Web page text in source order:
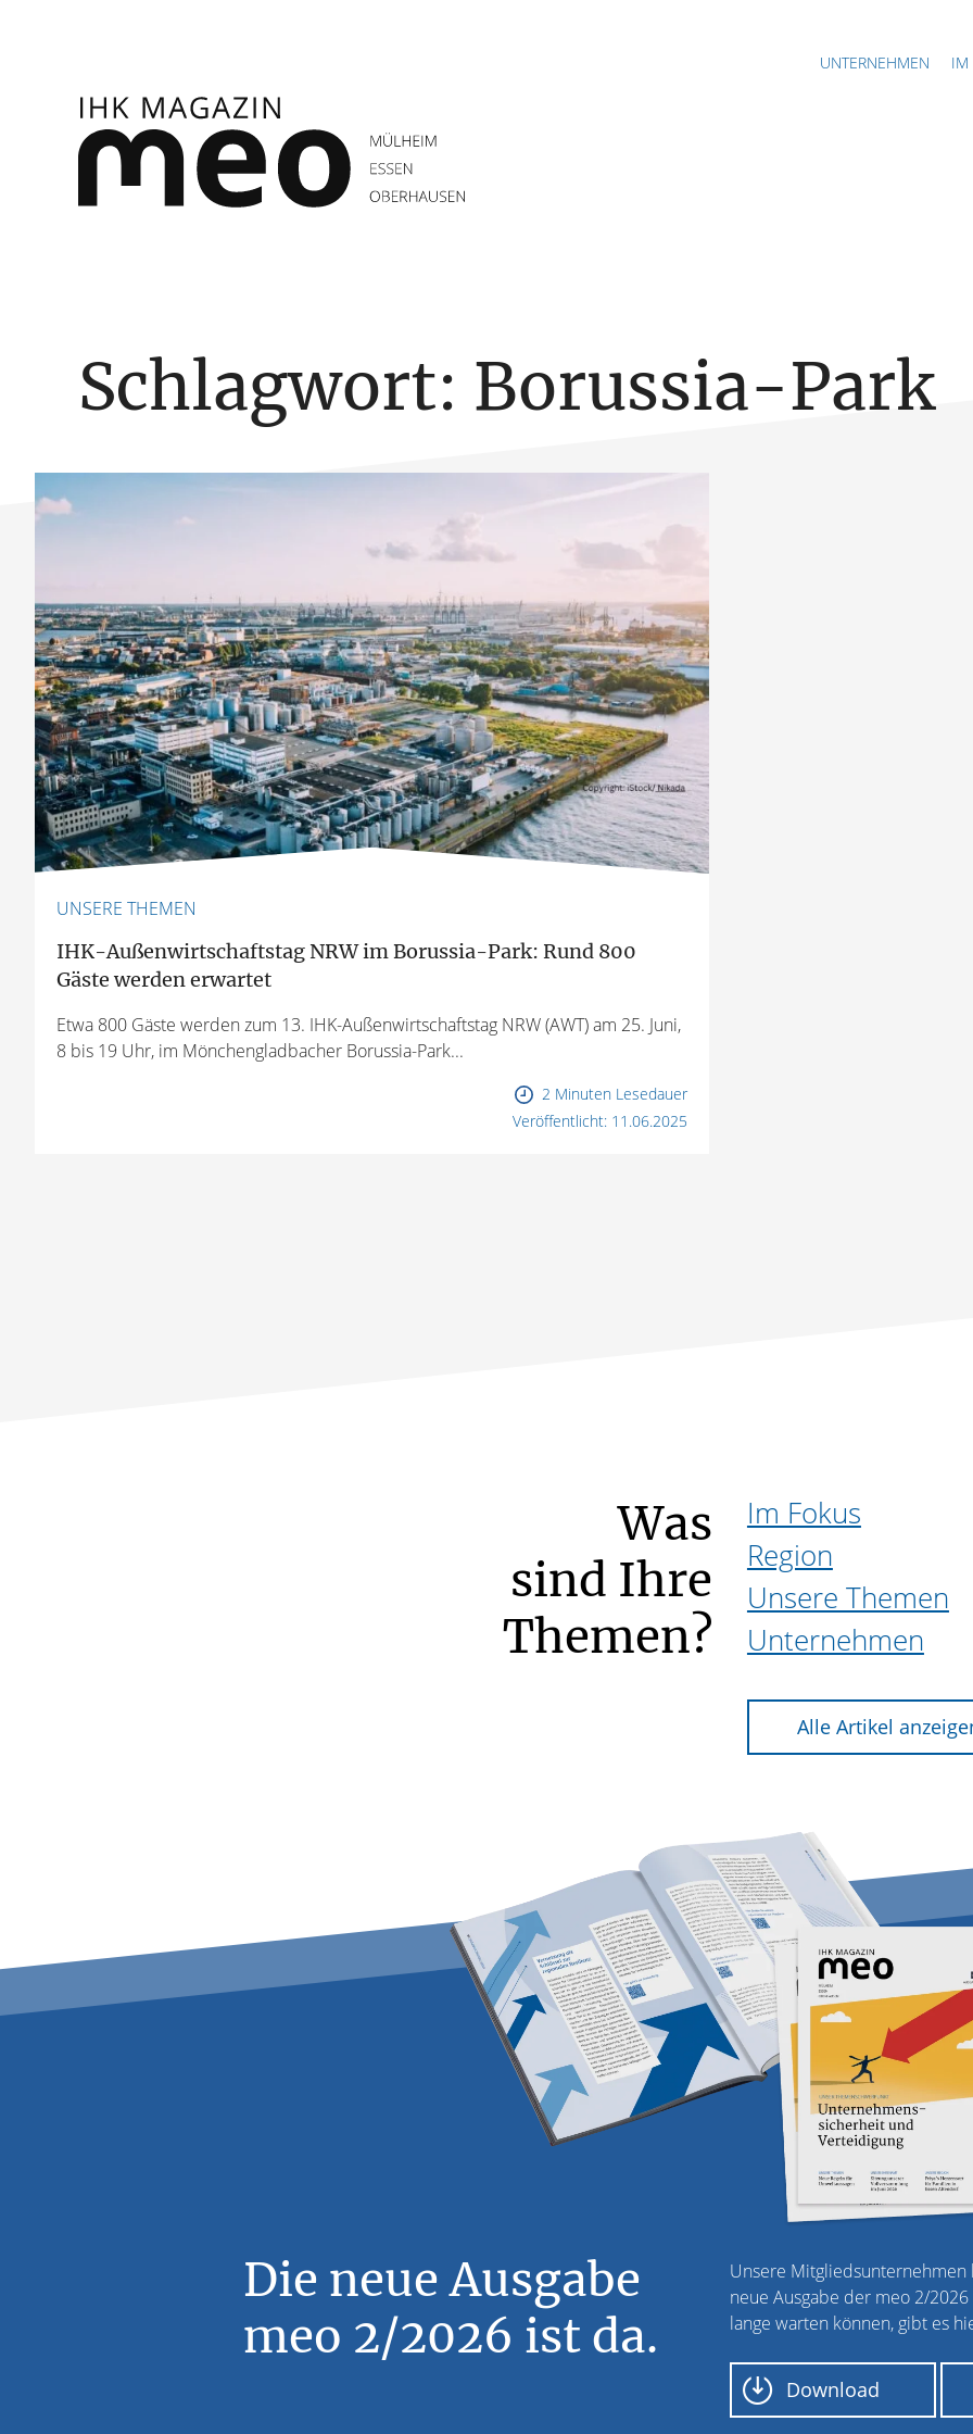
UNTERNEHMEN IM
Schlagwort: Borussia-Park
UNSERE THEMEN
IHK-Außenwirtschaftstag NRW im Borussia-Park: Rund 800
Gäste werden erwartet
Etwa 800 Gäste werden zum 13. IHK-Außenwirtschaftstag NRW (AWT) am 25. Juni,
8 bis 19 Uhr, im Mönchengladbacher Borussia-Park...
2 Minuten Lesedauer
Veröffentlicht: 11.06.2025
Was
sind Ihre
Themen?
Im Fokus
Region
Unsere Themen
Unternehmen
Alle Artikel
Die neue Ausgabe
meo 2/2026 ist da.
Unsere
neue Ausgabe der meo 2/
lange warten können, gibt es
Download